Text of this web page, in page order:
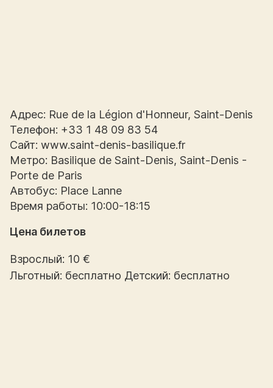
Адрес: Rue de la Légion d'Honneur, Saint-Denis
Телефон: +33 1 48 09 83 54
Сайт: www.saint-denis-basilique.fr
Метро: Basilique de Saint-Denis, Saint-Denis -
Porte de Paris
Автобус: Place Lanne
Время работы: 10:00-18:15
Цена билетов
Взрослый: 10 €
Льготный: бесплатно Детский: бесплатно